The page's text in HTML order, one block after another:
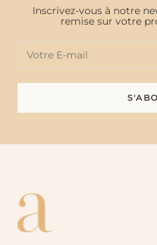
Inscrivez-vous à notre
remise sur votre